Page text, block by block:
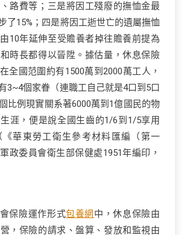
路費等；三是將因工殘廢的撫恤金最
了15%；四是將因工逝世亡的遺屬撫恤
10年延伸至受贍養者掉往贍養前提為
時長都得以晉陞。據估量，休息保險
全國范圍約有1500萬到2000萬工人，
3~4個家眷（連職工自己就是4口到5口
比例現實關系著6000萬到1億國民的物
涯，便是說全國生齒的1/6到1/5享用
華東勞工衛生參考材料匯編（第一
政委員會衛生部保健處1951年編印，
保險運作形式包養網 中，休息保險由
，保險的請求、盤算、發放和監視由